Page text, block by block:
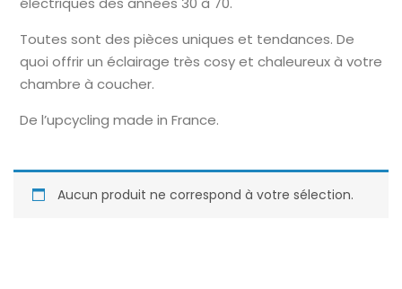
Toutes sont des pièces uniques et tendances. De
quoi offrir un éclairage très cosy et chaleureux à votre
chambre à coucher.
De l’upcycling made in France.
Aucun produit ne correspond à votre sélection.